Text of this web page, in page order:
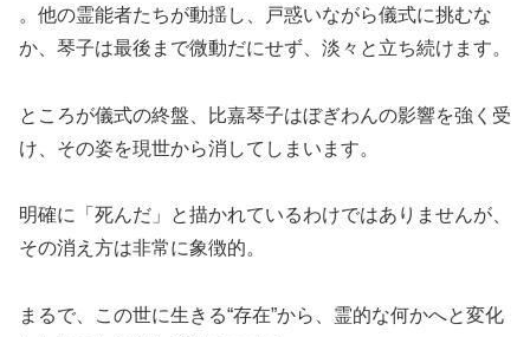
。他の霊能者たちが動揺し、戸惑いながら儀式に挑むな
か、琴子は最後まで微動だにせず、淡々と立ち続けます。
ところが儀式の終盤、比嘉琴子はぼぎわんの影響を強く受
け、その姿を現世から消してしまいます。
明確に「死んだ」と描かれているわけではありませんが、
その消え方は非常に象徴的。
まるで、この世に生きる“存在”から、霊的な何かへと変化